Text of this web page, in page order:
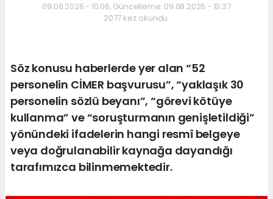
09.08.2026 - 10:06, Güncelleme: 09.08.2026 - 10:37
2077 kez okundu.
Söz konusu haberlerde yer alan “52
personelin CİMER başvurusu”, “yaklaşık 30
personelin sözlü beyanı”, “görevi kötüye
kullanma” ve “soruşturmanın genişletildiği”
yönündeki ifadelerin hangi resmî belgeye
veya doğrulanabilir kaynağa dayandığı
tarafımızca bilinmemektedir.